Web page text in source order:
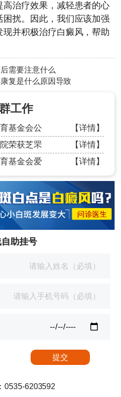
治疗效果，减轻患者的心
扰。因此，我们应该加强
并积极治疗白癜风，帮助
需要注意什么
复是什么原因导致
工作
基金会公
【详情】
荣获芝罘
【详情】
基金会爱
【详情】
助挂号
0535-6203592